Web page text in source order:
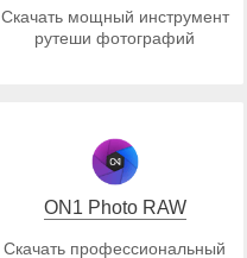
Скачать мощный инструмент
рутеши фотографий
ON1 Photo RAW
Скачать профессиональный